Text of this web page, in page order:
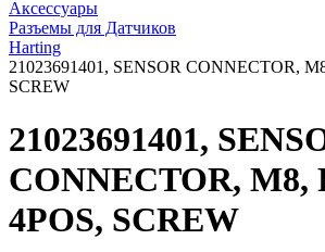
Аксессуары
Разъемы для Датчиков
Harting
21023691401, SENSOR CONNECTOR,
SCREW
21023691401,
CONNECTOR, M8,
4POS, SCREW